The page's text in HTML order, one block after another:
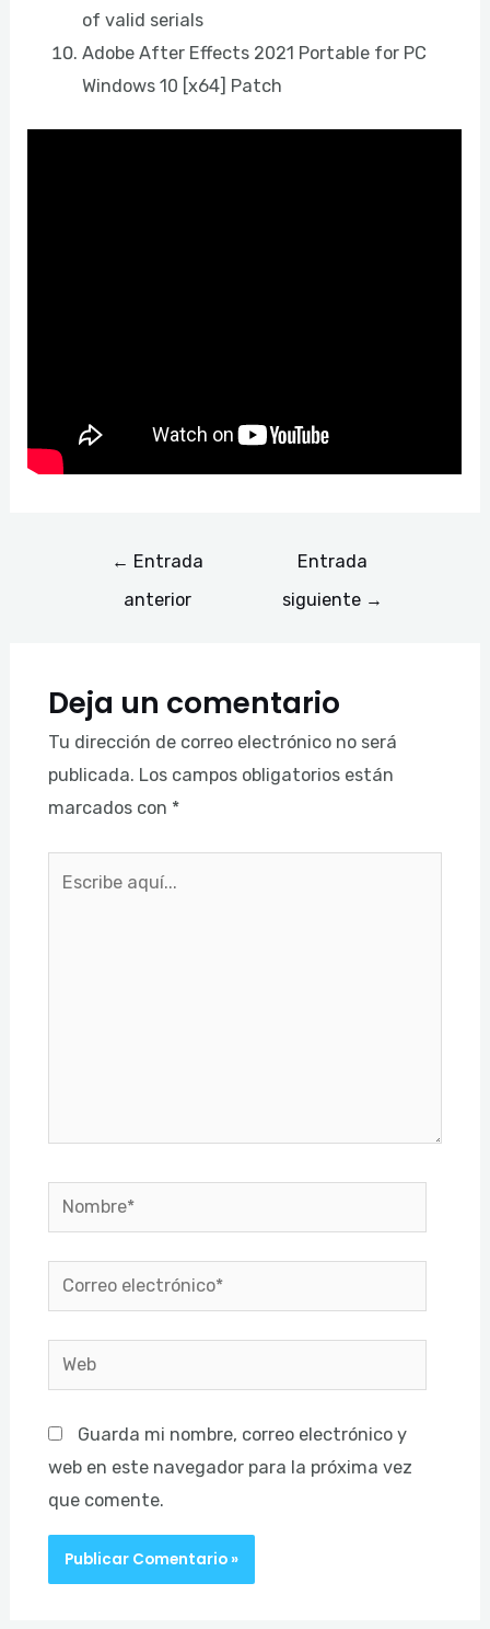
of valid serials
Adobe After Effects 2021 Portable for PC
Windows 10 [x64] Patch
← Entrada
anterior
Entrada
siguiente →
Deja un comentario
Tu dirección de correo electrónico no será
publicada. Los campos obligatorios están
marcados con *
Nombre*
Correo
electrónico*
Web
Guarda mi nombre, correo electrónico y
web en este navegador para la próxima vez
que comente.